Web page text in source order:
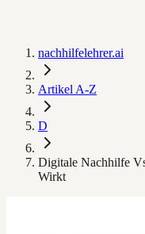
nachhilfelehrer.ai
Artikel A-Z
D
Digitale Nachhilfe
Wirkt